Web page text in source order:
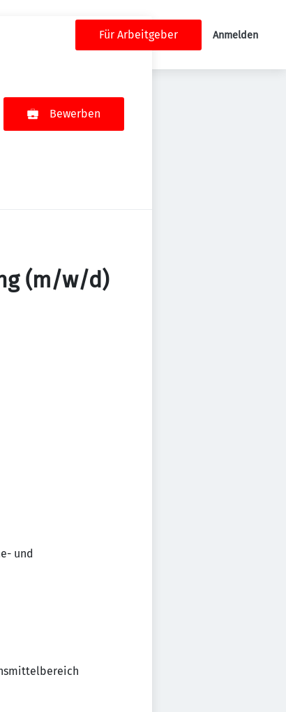
Für Arbeitgeber Anmelden
Bewerben
(m/w/d)
und